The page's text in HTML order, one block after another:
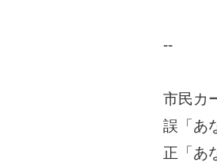
--
市民
誤「あ
正「あ